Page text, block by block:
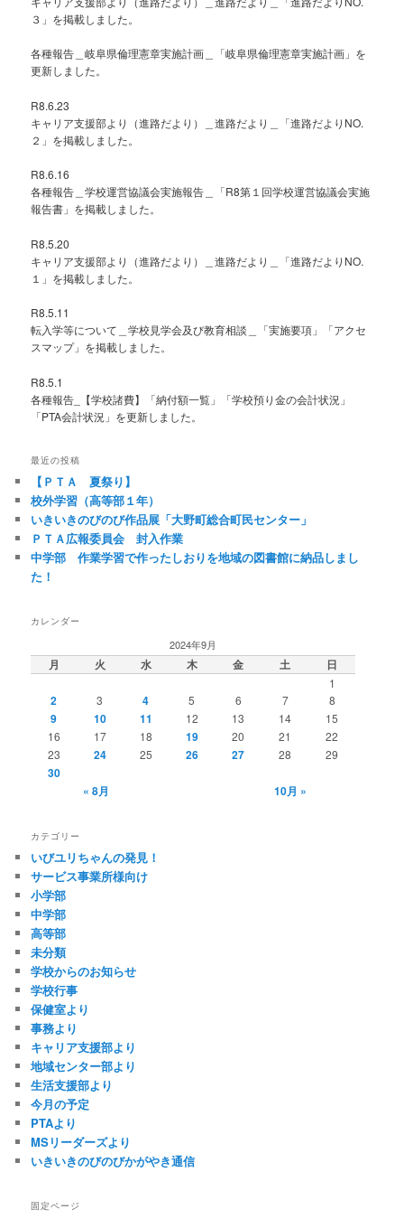
３」を掲載しました。
各種報告＿岐阜県倫理憲章実施計画＿「岐阜県倫理憲章実施計画」を
更新しました。
R8.6.23
キャリア支援部より（進路だより）＿進路だより＿「進路だよりNO.
２」を掲載しました。
R8.6.16
各種報告＿学校運営協議会実施報告＿「R8第１回学校運営協議会実施
報告書」を掲載しました。
R8.5.20
キャリア支援部より（進路だより）＿進路だより＿「進路だよりNO.
１」を掲載しました。
R8.5.11
転入学等について＿学校見学会及び教育相談＿「実施要項」「アクセ
スマップ」を掲載しました。
R8.5.1
各種報告_【学校諸費】「納付額一覧」「学校預り金の会計状況」
「PTA会計状況」を更新しました。
最近の投稿
【ＰＴＡ 夏祭り】
校外学習（高等部１年）
いきいきのびのび作品展「大野町総合町民センター」
ＰＴＡ広報委員会 封入作業
中学部 作業学習で作ったしおりを地域の図書館に納品しまし
た！
カレンダー
2024年9月
月 火 水 木 金 土 日
1
2 3 4 5 6 7 8
9 10 11 12 13 14
15
16
17 18 19 20 21
22
23
24 25 26 27 28 29
30
« 8月
10月 »
カテゴリー
いびユリちゃんの発見！
サービス事業所様向け
小学部
中学部
高等部
未分類
学校からのお知らせ
学校行事
保健室より
事務より
キャリア支援部より
地域センター部より
生活支援部より
今月の予定
PTAより
MSリーダーズより
いきいきのびのびかがやき通信
固定ページ